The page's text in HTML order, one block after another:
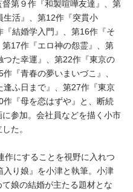
第９作『和製喧嘩友達』、第
生活』、第12作『突貫小
『結婚学入門』、第16作『そ
17作『エロ神の怨霊』、第
つた幸運』、第22作『東京の
『青春の夢いまいづこ』、
逢ふ日まで』、第27作『東京
作『母を恋はずや』と、断続
に参加。会社員などを描く小市
た。
にすることを視野に入れつ
入り娘』を小津と執筆。小津
娘の結婚が主たる題材とな